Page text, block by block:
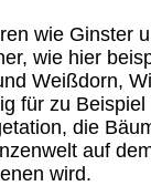
wie Ginster
wie hier
Weißdorn,
für zu
die
auf
wird.